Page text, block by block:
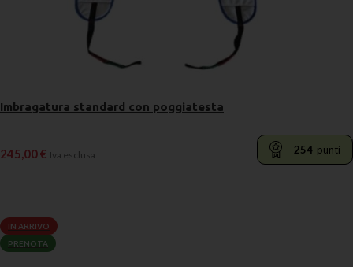
Imbragatura standard con poggiatesta
245,00€ Iva esclusa 254 punti
IN ARRIVO
PRENOTA